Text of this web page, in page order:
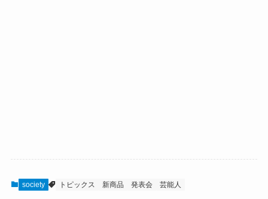
society トピックス 新商品 発表会 芸能人